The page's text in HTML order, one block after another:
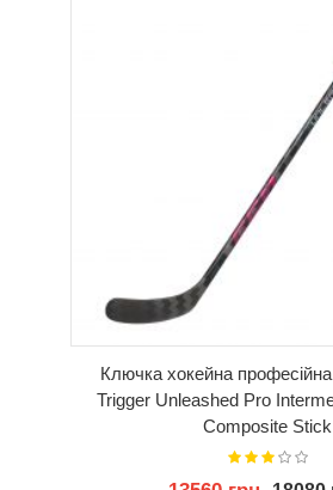
Ключка хокейна
Trigger Unleashed Pro
Composite Stick